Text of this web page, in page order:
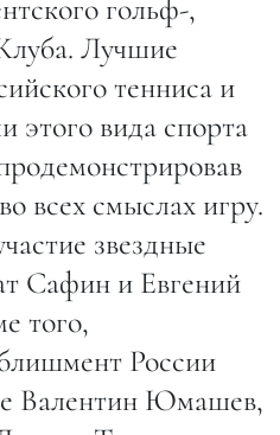
гольф-,
Лучшие
тенниса и
этого вида спорта
всех смыслах игру.
звездные
Сафин и Евгений
того,
России
Валентин Юмашев,